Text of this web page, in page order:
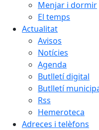
Menjar i dormir
El temps
Actualitat
Avisos
Notícies
Agenda
Butlletí digital
Butlletí
Rss
Hemeroteca
Adreces i telèfons